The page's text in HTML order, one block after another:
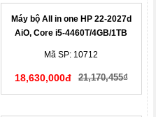
Máy bộ All in one HP 22-2027d
AiO, Core i5-4460T/4GB/1TB
Mã SP: 10712
18,630,000đ 21,170,455₫